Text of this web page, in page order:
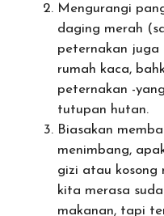
Mengurangi
daging merah
peternakan juga
rumah kaca,
peternakan -
tutupan hutan.
Biasakan
menimbang,
gizi atau kosong
kita merasa
makanan, tapi